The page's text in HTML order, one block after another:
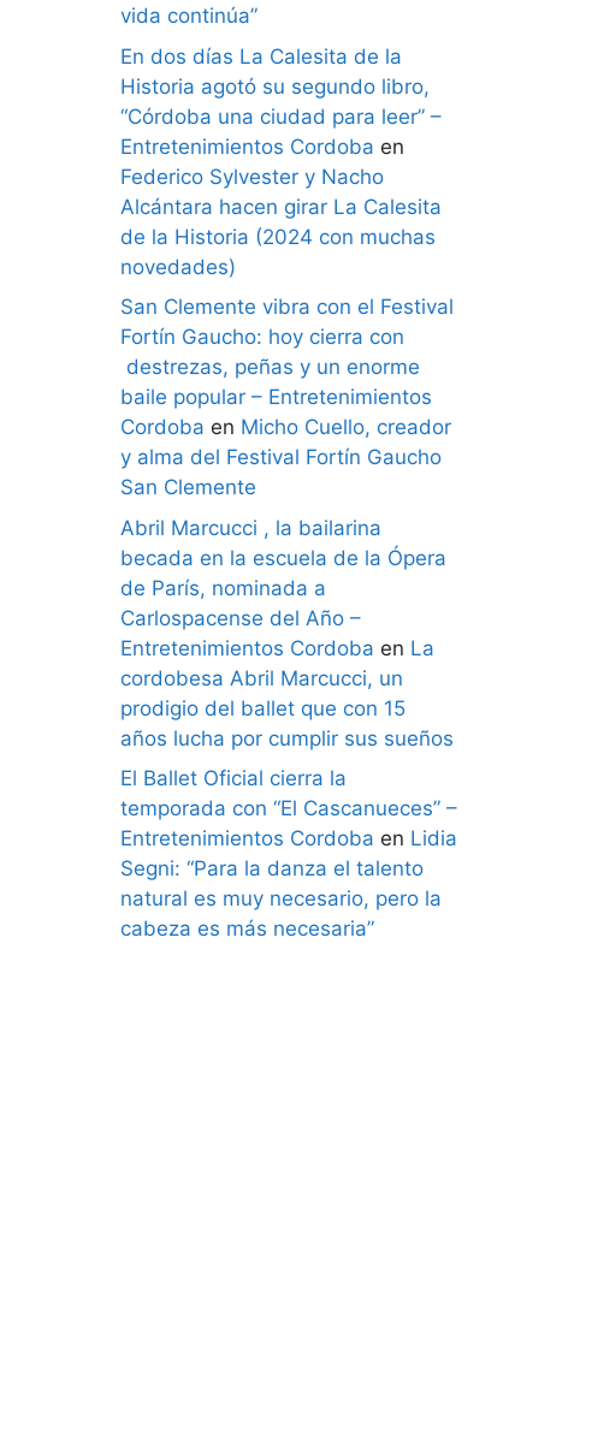
vida continúa”
En dos días La Calesita de la
Historia agotó su segundo libro,
“Córdoba una ciudad para leer” –
Entretenimientos Cordoba en
Federico Sylvester y Nacho
Alcántara hacen girar La Calesita
de la Historia (2024 con muchas
novedades)
San Clemente vibra con el Festival
Fortín Gaucho: hoy cierra con
destrezas, peñas y un enorme
baile popular – Entretenimientos
Cordoba en Micho Cuello, creador
y alma del Festival Fortín Gaucho
San Clemente
Abril Marcucci , la bailarina
becada en la escuela de la Ópera
de París, nominada a
Carlospacense del Año –
Entretenimientos Cordoba en La
cordobesa Abril Marcucci, un
prodigio del ballet que con 15
años lucha por cumplir sus sueños
El Ballet Oficial cierra la
temporada con “El Cascanueces” –
Entretenimientos Cordoba en Lidia
Segni: “Para la danza el talento
natural es muy necesario, pero la
cabeza es más necesaria”